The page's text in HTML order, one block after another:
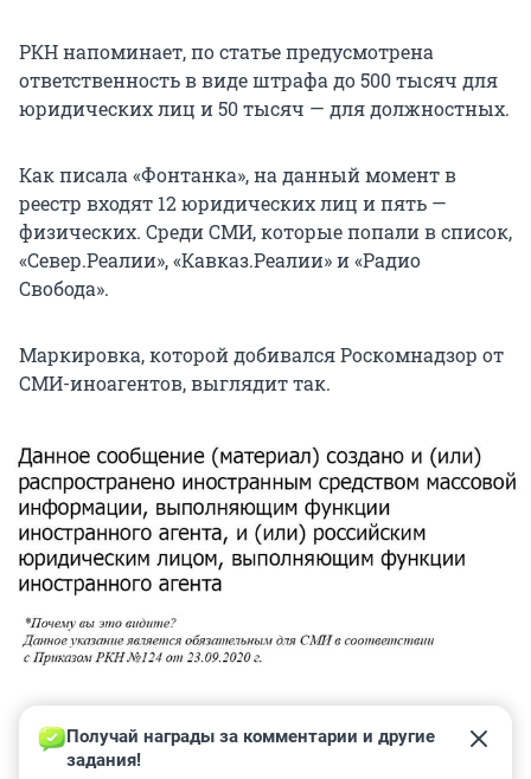
РКН напоминает, по статье предусмотрена
ответственность в виде штрафа до 500 тысяч для
юридических лиц и 50 тысяч — для должностных.
Как писала «Фонтанка», на данный момент в
реестр входят 12 юридических лиц и пять —
физических. Среди СМИ, которые попали в список,
«Север.Реалии», «Кавказ.Реалии» и «Радио
Свобода».
Маркировка, которой добивался Роскомнадзор от
СМИ-иноагентов, выглядит так.
Получай награды за комментарии и другие
задания!